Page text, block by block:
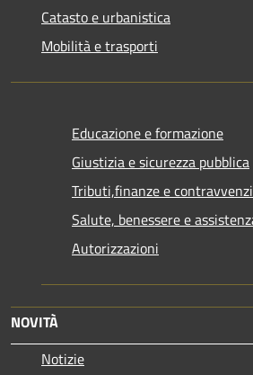
Catasto e urbanistica
Mobilità e trasporti
Educazione e formazione
Giustizia e sicurezza pubblica
Tributi,finanze e
Salute, benessere e
Autorizzazioni
NOVITÀ
Notizie